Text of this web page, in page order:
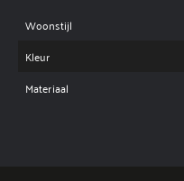
Woonstijl
Kleur
Materiaal